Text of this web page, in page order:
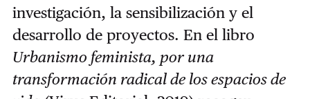
investigación, la sensibilización y el
desarrollo de proyectos. En el libro
Urbanismo feminista, por una
transformación radical de los espacios de